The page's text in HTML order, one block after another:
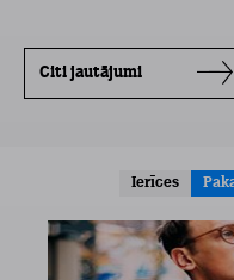
Citi jautājumi
Ierīces